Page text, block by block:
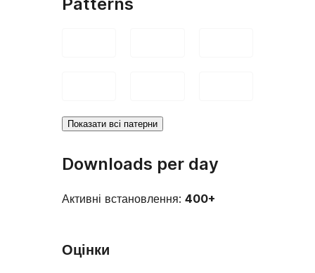
Показати всі патерни
Downloads per day
Активні встановлення: 400+
Оцінки